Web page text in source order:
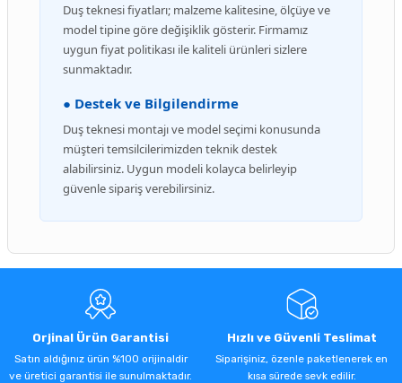
Duş teknesi fiyatları; malzeme kalitesine, ölçüye ve
model tipine göre değişiklik gösterir. Firmamız
uygun fiyat politikası ile kaliteli ürünleri sizlere
sunmaktadır.
● Destek ve Bilgilendirme
Duş teknesi montajı ve model seçimi konusunda
müşteri temsilcilerimizden teknik destek
alabilirsiniz. Uygun modeli kolayca belirleyip
güvenle sipariş verebilirsiniz.
Orjinal Ürün Garantisi
Satın aldığınız ürün %100 orijinaldir
ve üretici garantisi ile sunulmaktadır.
Hızlı ve Güvenli Teslimat
Siparişiniz, özenle paketlenerek en
kısa sürede sevk edilir.